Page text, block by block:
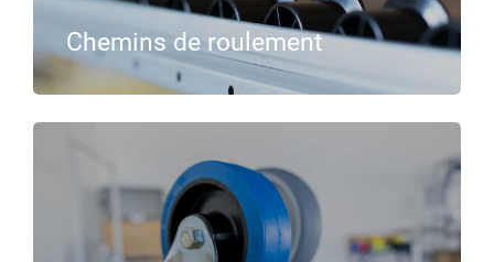
Chemins de roulement